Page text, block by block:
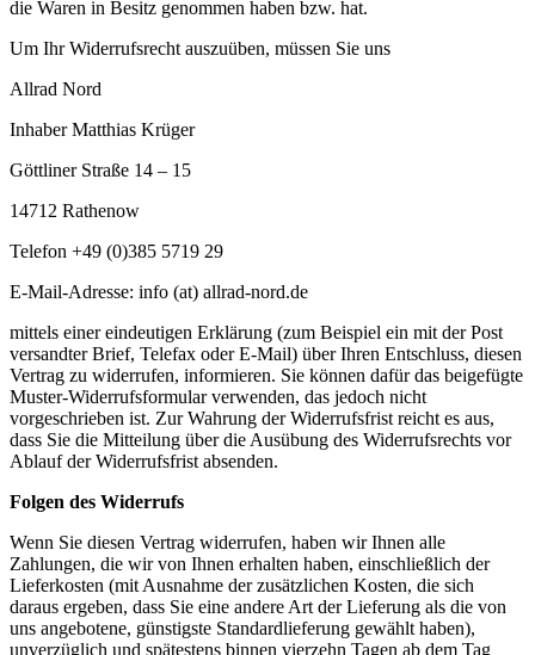
die Waren in Besitz genommen haben bzw. hat.
Um Ihr Widerrufsrecht auszuüben, müssen Sie uns
Allrad Nord
Inhaber Matthias Krüger
Göttliner Straße 14 – 15
14712 Rathenow
Telefon +49 (0)385 5719 29
E-Mail-Adresse: info (at) allrad-nord.de
mittels einer eindeutigen Erklärung (zum Beispiel ein mit der Post
versandter Brief, Telefax oder E-Mail) über Ihren Entschluss, diesen
Vertrag zu widerrufen, informieren. Sie können dafür das beigefügte
Muster-Widerrufsformular verwenden, das jedoch nicht
vorgeschrieben ist. Zur Wahrung der Widerrufsfrist reicht es aus,
dass Sie die Mitteilung über die Ausübung des Widerrufsrechts vor
Ablauf der Widerrufsfrist absenden.
Folgen des Widerrufs
Wenn Sie diesen Vertrag widerrufen, haben wir Ihnen alle
Zahlungen, die wir von Ihnen erhalten haben, einschließlich der
Lieferkosten (mit Ausnahme der zusätzlichen Kosten, die sich
daraus ergeben, dass Sie eine andere Art der Lieferung als die von
uns angebotene, günstigste Standardlieferung gewählt haben),
unverzüglich und spätestens binnen vierzehn Tagen ab dem Tag